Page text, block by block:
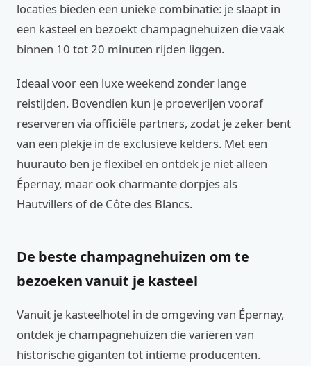
locaties bieden een unieke combinatie: je slaapt in
een kasteel en bezoekt champagnehuizen die vaak
binnen 10 tot 20 minuten rijden liggen.
Ideaal voor een luxe weekend zonder lange
reistijden. Bovendien kun je proeverijen vooraf
reserveren via officiële partners, zodat je zeker bent
van een plekje in de exclusieve kelders. Met een
huurauto ben je flexibel en ontdek je niet alleen
Épernay, maar ook charmante dorpjes als
Hautvillers of de Côte des Blancs.
De beste champagnehuizen om te
bezoeken vanuit je kasteel
Vanuit je kasteelhotel in de omgeving van Épernay,
ontdek je champagnehuizen die variëren van
historische giganten tot intieme producenten.